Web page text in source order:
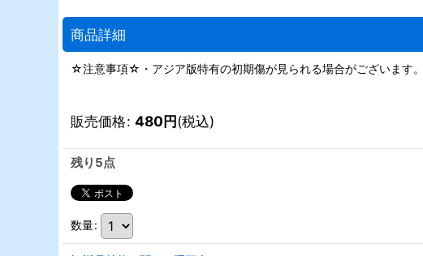
商品詳細
☆注意事項☆・アジア版特有の初期傷が見られる場合がございます
販売価格: 480円(税込)
残り5点
数量: